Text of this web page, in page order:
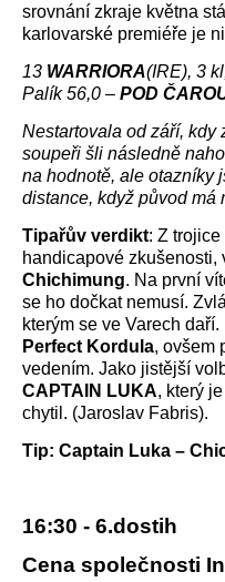
srovnání zkraje května
karlovarské premiéře je
13 WARRIORA(IRE), 3
Palík 56,0 – POD
Nestartovala od září, kdy
soupeři šli následně
na hodnotě, ale otazníky
distance, když původ má
Tipařův verdikt: Z
handicapové
Chichimung. Na první
se ho dočkat nemusí.
kterým se ve Varech
Perfect Kordula, ovšem
vedením. Jako jistější
CAPTAIN LUKA, který
chytil. (Jaroslav Fabris).
Tip: Captain Luka –
16:30 - 6.dostih
Cena společnosti